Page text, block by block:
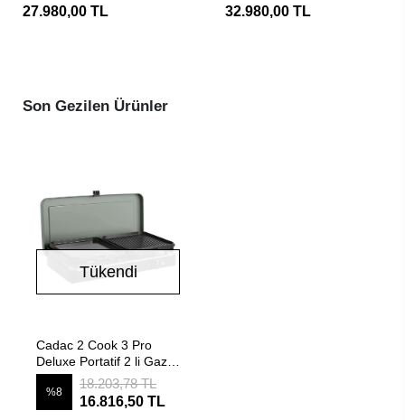
27.980,00 TL 32.980,00 TL
Son Gezilen Ürünler
Tükendi
Cadac 2 Cook 3 Pro
Deluxe Portatif 2 li Gazlı
Ocak + Izgara
%8
18.203,78 TL
16.816,50 TL